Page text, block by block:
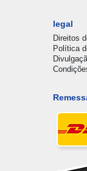
legal
Direitos
Política